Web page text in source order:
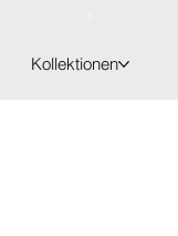
Kollektionen